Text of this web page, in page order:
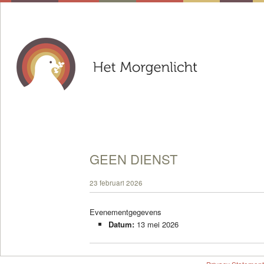
GEEN DIENST
23 februari 2026
Evenementgegevens
Datum: 13 mei 2026